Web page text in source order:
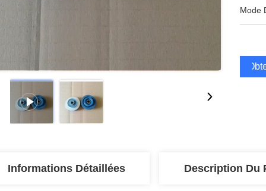
Mode
Informations Détaillées Description Du